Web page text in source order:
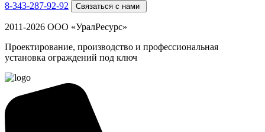
8-343-287-92-92
Связаться с нами
2011-2026 ООО «УралРесурс»
Проектирование, производство и профессиональная
установка ограждений под ключ